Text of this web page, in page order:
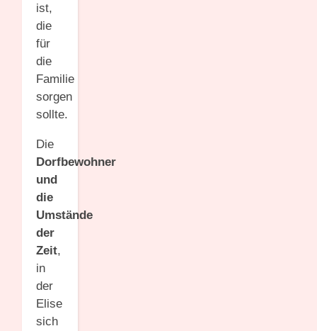
ist,
die
für
die
Familie
sorgen
sollte.
Die
Dorfbewohner
und
die
Umstände
der
Zeit,
in
der
Elise
sich